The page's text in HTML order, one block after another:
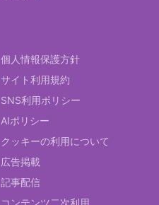
個人情報保護方針
サイト利用規約
SNS利用ポリシー
AIポリシー
クッキーの利用について
広告掲載
記事配信
コンテンツ二次利用